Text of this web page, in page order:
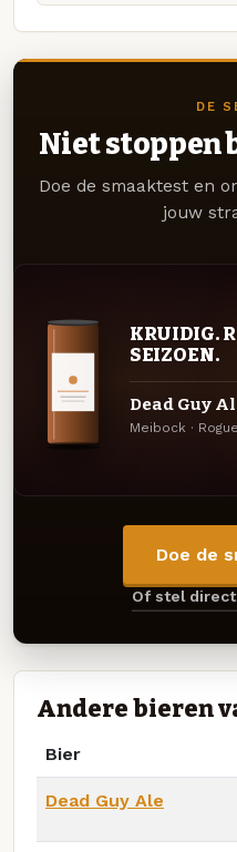
DE
Niet stoppen
Doe de smaaktest en
jouw
KRUIDIG.
SEIZOEN.
Dead Guy
Meibock ·
Doe de
Of stel
Andere bieren
Bier
Dead Guy Ale